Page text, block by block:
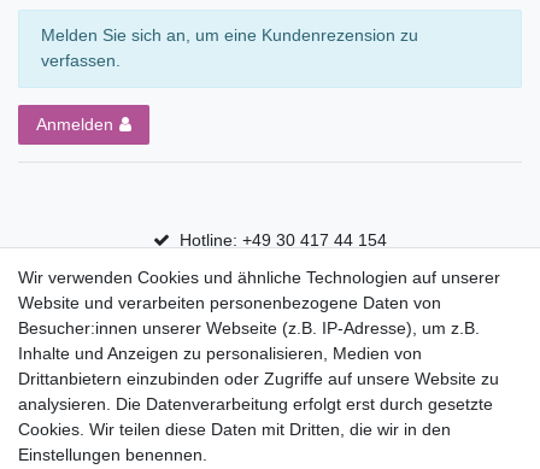
Melden Sie sich an, um eine Kundenrezension zu
verfassen.
Anmelden
Hotline: +49 30 417 44 154
30 Tage Rückgaberecht
Versandfrei ab 75 € in Deutschland
Top Marken
Eduplay
Folia Bringmann
Wir verwenden Cookies und ähnliche Technologien auf unserer
Website und verarbeiten personenbezogene Daten von
Besucher:innen unserer Webseite (z.B. IP-Adresse), um z.B.
Inhalte und Anzeigen zu personalisieren, Medien von
Drittanbietern einzubinden oder Zugriffe auf unsere Website zu
analysieren. Die Datenverarbeitung erfolgt erst durch gesetzte
Cookies. Wir teilen diese Daten mit Dritten, die wir in den
Einstellungen benennen.